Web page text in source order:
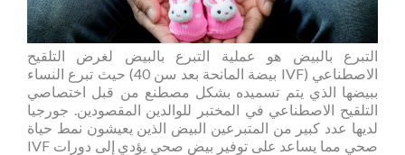
التبرع بالبيض هو عملية التبرع بالبيض لغرض التلقيح
الاصطناعي (IVF بيضة المانحة بعد سن 40) حيث تبرع النساء
ببيضها الذي يتم تسميده بشكل مصطنع من قبل اختصاصي
التلقيح الاصطناعي في المختبر للوالدين المقصودين. جورجيا
لديها عدد كبير من المتبرعين البيض الذين يعيشون نمط حياة
صحي مما يساعد على توفير بيض صحي يؤدي إلى دورات IVF